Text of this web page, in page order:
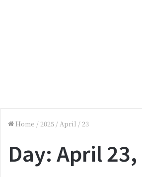
Home /2025 /April /23
Day: April 23,